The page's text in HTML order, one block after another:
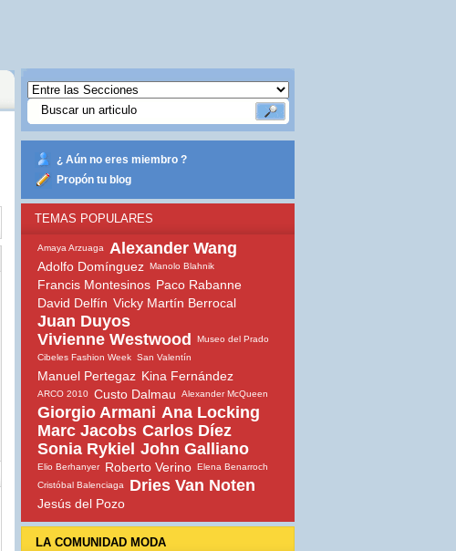
¿ Aún no eres miembro ?
Propón tu blog
TEMAS POPULARES
Amaya Arzuaga Alexander Wang
Adolfo Domínguez Manolo Blahnik
Francis Montesinos Paco Rabanne
David Delfín Vicky Martín Berrocal
Juan Duyos
Vivienne Westwood
Museo del Prado
Cibeles Fashion Week San Valentín
Manuel Pertegaz Kina Fernández
ARCO 2010 Custo Dalmau Alexander McQueen
Giorgio Armani Ana Locking
Marc Jacobs Carlos Díez
Sonia Rykiel John Galliano
Elio Berhanyer Roberto Verino Elena Benarroch
Cristóbal Balenciaga
Dries Van Noten
Jesús del Pozo
LA COMUNIDAD MODA